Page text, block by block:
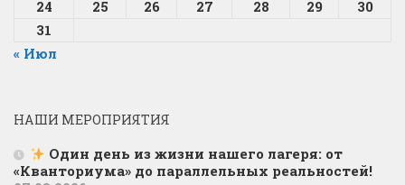
24 25 26 27 28 29
30
31
« Июл
НАШИ МЕРОПРИЯТИЯ
Один день из жизни нашего лагеря: от
«Кванториума» до параллельных реальностей!